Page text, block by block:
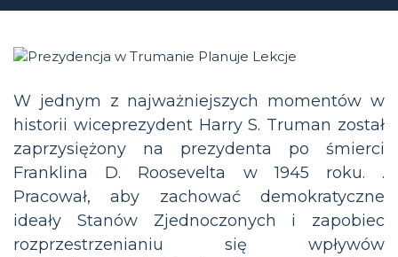
W jednym z najważniejszych momentów w
historii wiceprezydent Harry S. Truman został
zaprzysiężony na prezydenta po śmierci
Franklina D. Roosevelta w 1945 roku. .
Pracował, aby zachować demokratyczne
ideały Stanów Zjednoczonych i zapobiec
rozprzestrzenianiu się wpływów